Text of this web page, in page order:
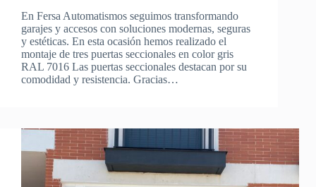
En Fersa Automatismos seguimos transformando
garajes y accesos con soluciones modernas, seguras
y estéticas. En esta ocasión hemos realizado el
montaje de tres puertas seccionales en color gris
RAL 7016 Las puertas seccionales destacan por su
comodidad y resistencia. Gracias…